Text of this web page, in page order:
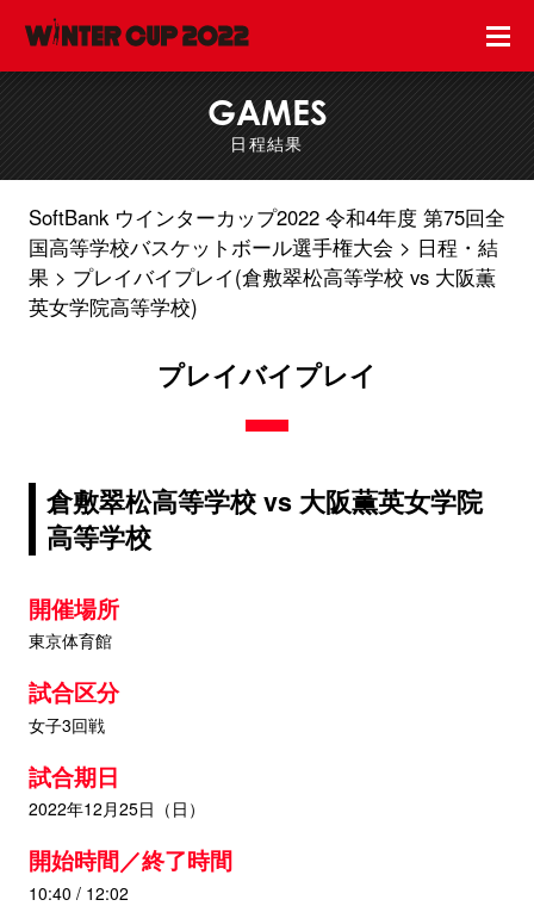
GAMES
日程結果
SoftBank ウインターカップ2022 令和4年度 第75回全
国高等学校バスケットボール選手権大会
日程・結
果
プレイバイプレイ(倉敷翠松高等学校 vs 大阪薫
英女学院高等学校)
プレイバイプレイ
倉敷翠松高等学校 vs 大阪薫英女学院
高等学校
開催場所
東京体育館
試合区分
女子3回戦
試合期日
2022年12月25日（日）
開始時間／終了時間
10:40 / 12:02